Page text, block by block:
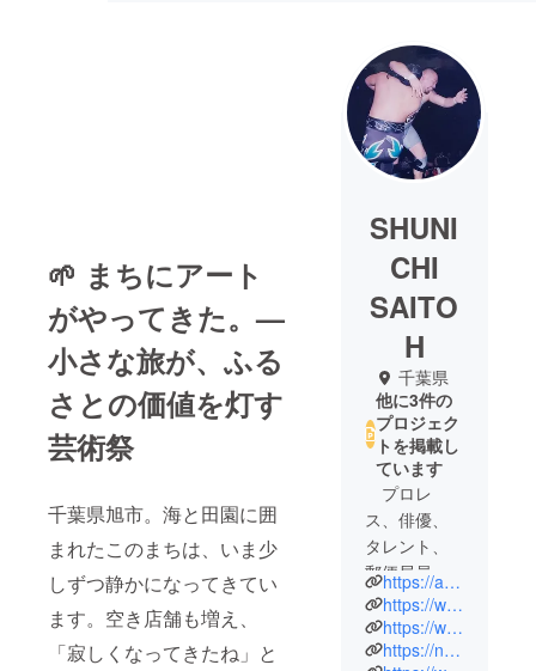
🌱 まちにアート
がやってきた。—
小さな旅が、ふる
さとの価値を灯す
芸術祭
千葉県旭市。海と田園に囲
まれたこのまちは、いま少
しずつ静かになってきてい
ます。空き店舗も増え、
「寂しくなってきたね」と
SHUNI
CHI
SAITO
H
千葉県
他に3件の
プロジェク
トを掲載し
ています
プロレ
ス、俳優、
タレント、
郵便局員な
ど経験後、
特別支援学
校勤務18
https://asahinogeijyutsusa4.wixsite.com/home
https://www.Instagram.com/asa_gei
https://www.facebook.com/shunichi.saitoh.9
https://note.com/the_mongolman/